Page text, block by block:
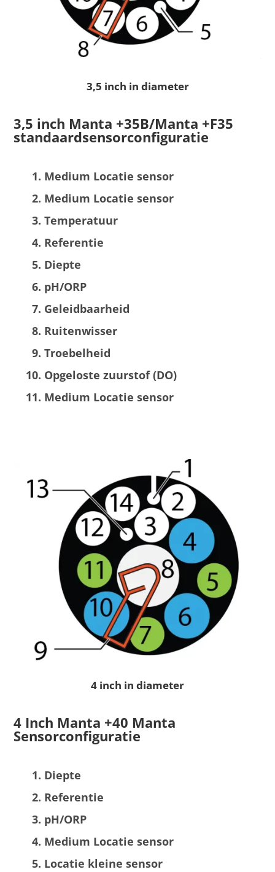
3,5 inch in diameter
3,5 inch Manta +35B/Manta +F35
standaardsensorconfiguratie
Medium Locatie sensor
Medium Locatie sensor
Temperatuur
Referentie
Diepte
pH/ORP
Geleidbaarheid
Ruitenwisser
Troebelheid
Opgeloste zuurstof (DO)
Medium Locatie sensor
4 inch in diameter
4 Inch Manta +40 Manta
Sensorconfiguratie
Diepte
Referentie
pH/ORP
Medium Locatie sensor
Locatie kleine sensor